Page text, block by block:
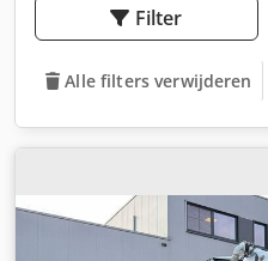
Filter
Alle filters verwijderen